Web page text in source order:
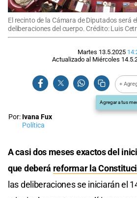
El recinto de la Cámara de Diputados será
deliberaciones del cuerpo. Crédito: Luis
Martes 13.5.2025
Actualizado al Miércoles
+
Agregar a tus
Por: Ivana Fux
Política
A casi dos meses exactos del
que deberá reformar la
las deliberaciones se iniciarán el